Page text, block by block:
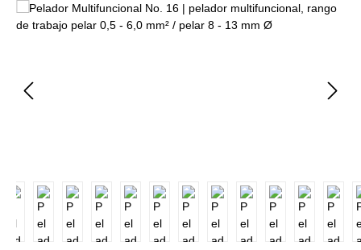
Omitir galería de imágenes